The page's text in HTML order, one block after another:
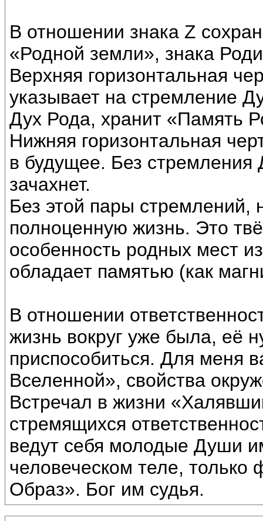
В отношении знака Z
«Родной земли», знака
Верхняя горизонтальная
указывает на стремление
Дух Рода, хранит «Память
Нижняя горизонтальная
в будущее. Без
зачахнет.
Без этой пары стремлений,
полноценную жизнь. Это
особенность родных мест
обладает памятью (как
В отношении
жизнь вокруг уже была, её
приспособиться. Для меня
Вселенной», свойства
Встречал в жизни
стремящихся
ведут себя молодые Души
человеческом теле,
Образ». Бог им судья.